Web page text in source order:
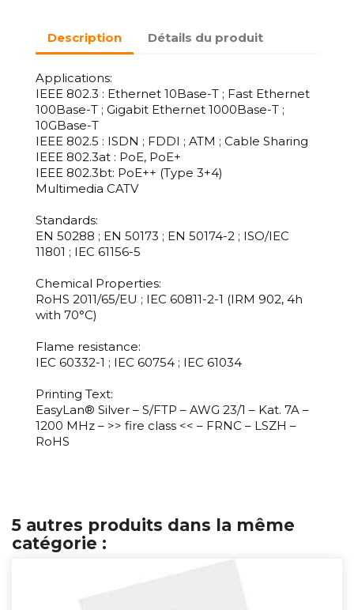
Description Détails du produit
Applications:
IEEE 802.3 : Ethernet 10Base-T ; Fast Ethernet
100Base-T ; Gigabit Ethernet 1000Base-T ;
10GBase-T
IEEE 802.5 : ISDN ; FDDI ; ATM ; Cable Sharing
IEEE 802.3at : PoE, PoE+
IEEE 802.3bt: PoE++ (Type 3+4)
Multimedia CATV
Standards:
EN 50288 ; EN 50173 ; EN 50174-2 ; ISO/IEC
11801 ; IEC 61156-5
Chemical Properties:
RoHS 2011/65/EU ; IEC 60811-2-1 (IRM 902, 4h
with 70°C)
Flame resistance:
IEC 60332-1 ; IEC 60754 ; IEC 61034
Printing Text:
EasyLan® Silver – S/FTP – AWG 23/1 – Kat. 7A –
1200 MHz – >> fire class << – FRNC – LSZH –
RoHS
5 autres produits dans la même
catégorie :